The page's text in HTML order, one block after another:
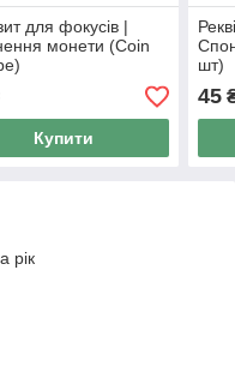
для фокусів |
монети (Coin
Купити
шт)
45
рік